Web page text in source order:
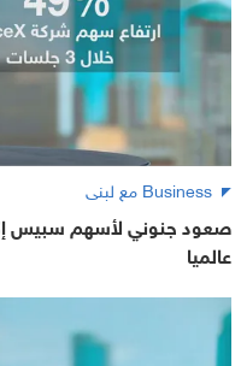
Business مع لبنى
صعود جنوني لأسهم سبيس
عالميا